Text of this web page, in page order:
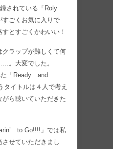
されている「Roly
すごくお気に入りで
とすごくかわいい！
ラップが難しくて何
。大変でした。
た「Ready and
イトルは４人で考え
ら聴いていただきた
to Go!!!!」では私
せていただきまし